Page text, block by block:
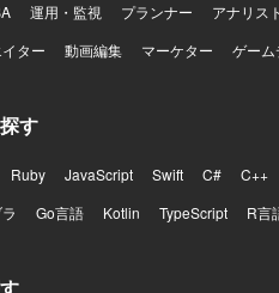
運用・監視 プランナー アナリスト
ター 動画編集 マーケター ゲーム
す
Ruby JavaScript Swift C# C++
Go言語 Kotlin TypeScript R言